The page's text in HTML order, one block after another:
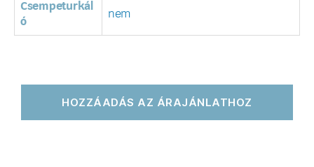
Csempeturkál
ó
nem
HOZZÁADÁS AZ ÁRAJÁNLATHOZ